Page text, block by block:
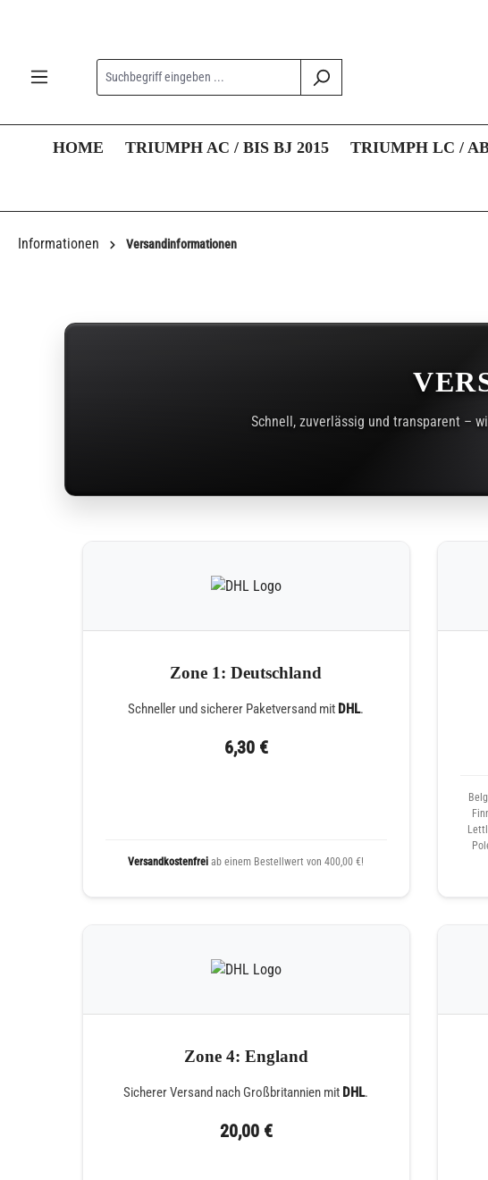
HOME TRIUMPH AC / BIS BJ 2015 TRIUMPH LC /
Informationen Versandinformationen
Schnell, zuverlässig und transparent –
Zone 1: Deutschland
Schneller und sicherer Paketversand mit DHL.
6,30 €
Versandkostenfrei ab einem Bestellwert von 400,00 €!
Zone 4: England
Sicherer Versand nach Großbritannien mit DHL.
20,00 €